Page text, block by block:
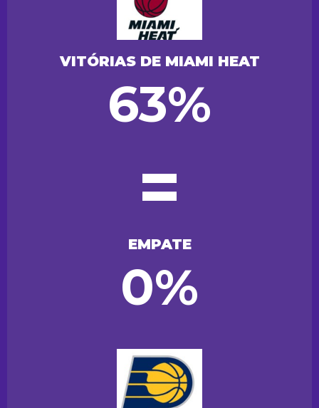
VITÓRIAS DE MIAMI HEAT
63%
=
EMPATE
0%